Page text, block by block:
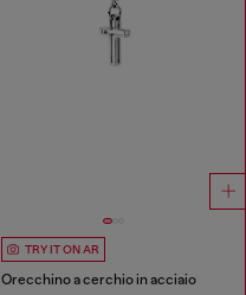
TRY IT ON AR
Orecchino a cerchio in acciaio